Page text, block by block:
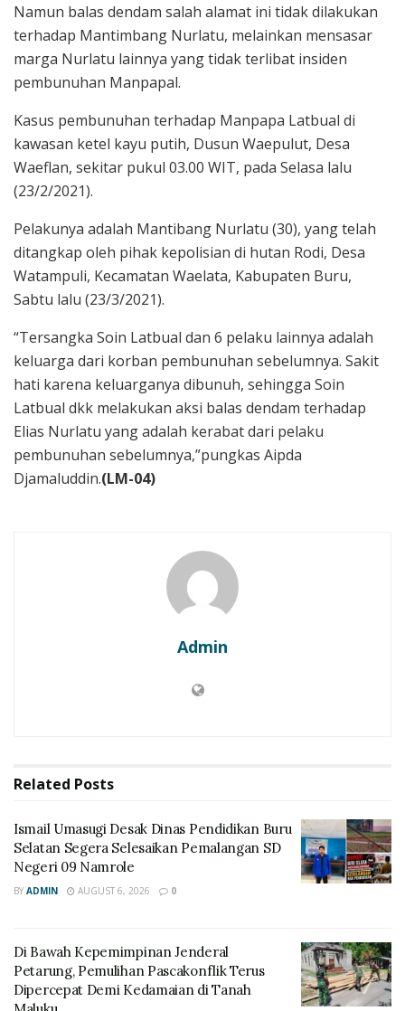
Namun balas dendam salah alamat ini tidak dilakukan
terhadap Mantimbang Nurlatu, melainkan mensasar
marga Nurlatu lainnya yang tidak terlibat insiden
pembunuhan Manpapal.
Kasus pembunuhan terhadap Manpapa Latbual di
kawasan ketel kayu putih, Dusun Waepulut, Desa
Waeflan, sekitar pukul 03.00 WIT, pada Selasa lalu
(23/2/2021).
Pelakunya adalah Mantibang Nurlatu (30), yang telah
ditangkap oleh pihak kepolisian di hutan Rodi, Desa
Watampuli, Kecamatan Waelata, Kabupaten Buru,
Sabtu lalu (23/3/2021).
“Tersangka Soin Latbual dan 6 pelaku lainnya adalah
keluarga dari korban pembunuhan sebelumnya. Sakit
hati karena keluarganya dibunuh, sehingga Soin
Latbual dkk melakukan aksi balas dendam terhadap
Elias Nurlatu yang adalah kerabat dari pelaku
pembunuhan sebelumnya,”pungkas Aipda
Djamaluddin.(LM-04)
Admin
Related Posts
Ismail Umasugi Desak Dinas Pendidikan Buru
Selatan Segera Selesaikan Pemalangan SD
Negeri 09 Namrole
BY ADMIN AUGUST 6, 2026 0
Di Bawah Kepemimpinan Jenderal
Petarung, Pemulihan Pascakonflik Terus
Dipercepat Demi Kedamaian di Tanah